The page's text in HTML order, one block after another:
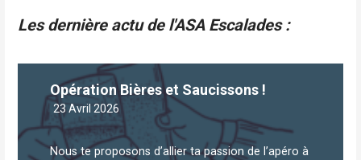
Les dernière actu de l'ASA Escalades :
Opération Bières et Saucissons !
23 Avril 2026
Nous te proposons d’allier ta passion de l’apéro à